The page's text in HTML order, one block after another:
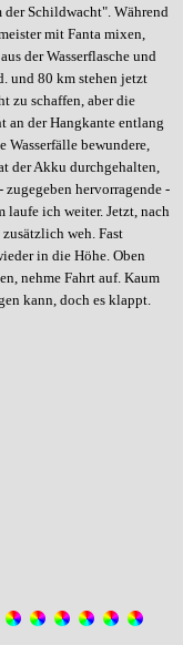
der Schildwacht". Während
mit Fanta mixen,
der Wasserflasche und
und 80 km stehen jetzt
zu schaffen, aber die
an der Hangkante entlang
Wasserfälle bewundere,
der Akku durchgehalten,
hervorragende -
laufe ich weiter. Jetzt, nach
weh. Fast
in die Höhe. Oben
nehme Fahrt auf. Kaum
kann, doch es klappt.